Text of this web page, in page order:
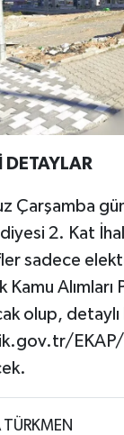
DETAYLAR
Çarşamba
2. Kat
sadece
Kamu
olup,
EKAP/
TÜRKMEN